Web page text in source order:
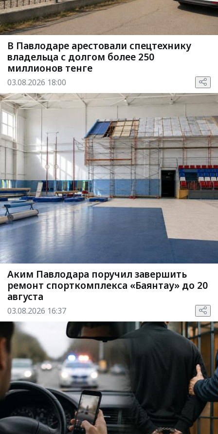
В Павлодаре арестовали спецтехнику
владельца с долгом более 250
миллионов тенге
03.08.2026 18:00
Аким Павлодара поручил завершить
ремонт спорткомплекса «Баянтау» до 20
августа
03.08.2026 16:37